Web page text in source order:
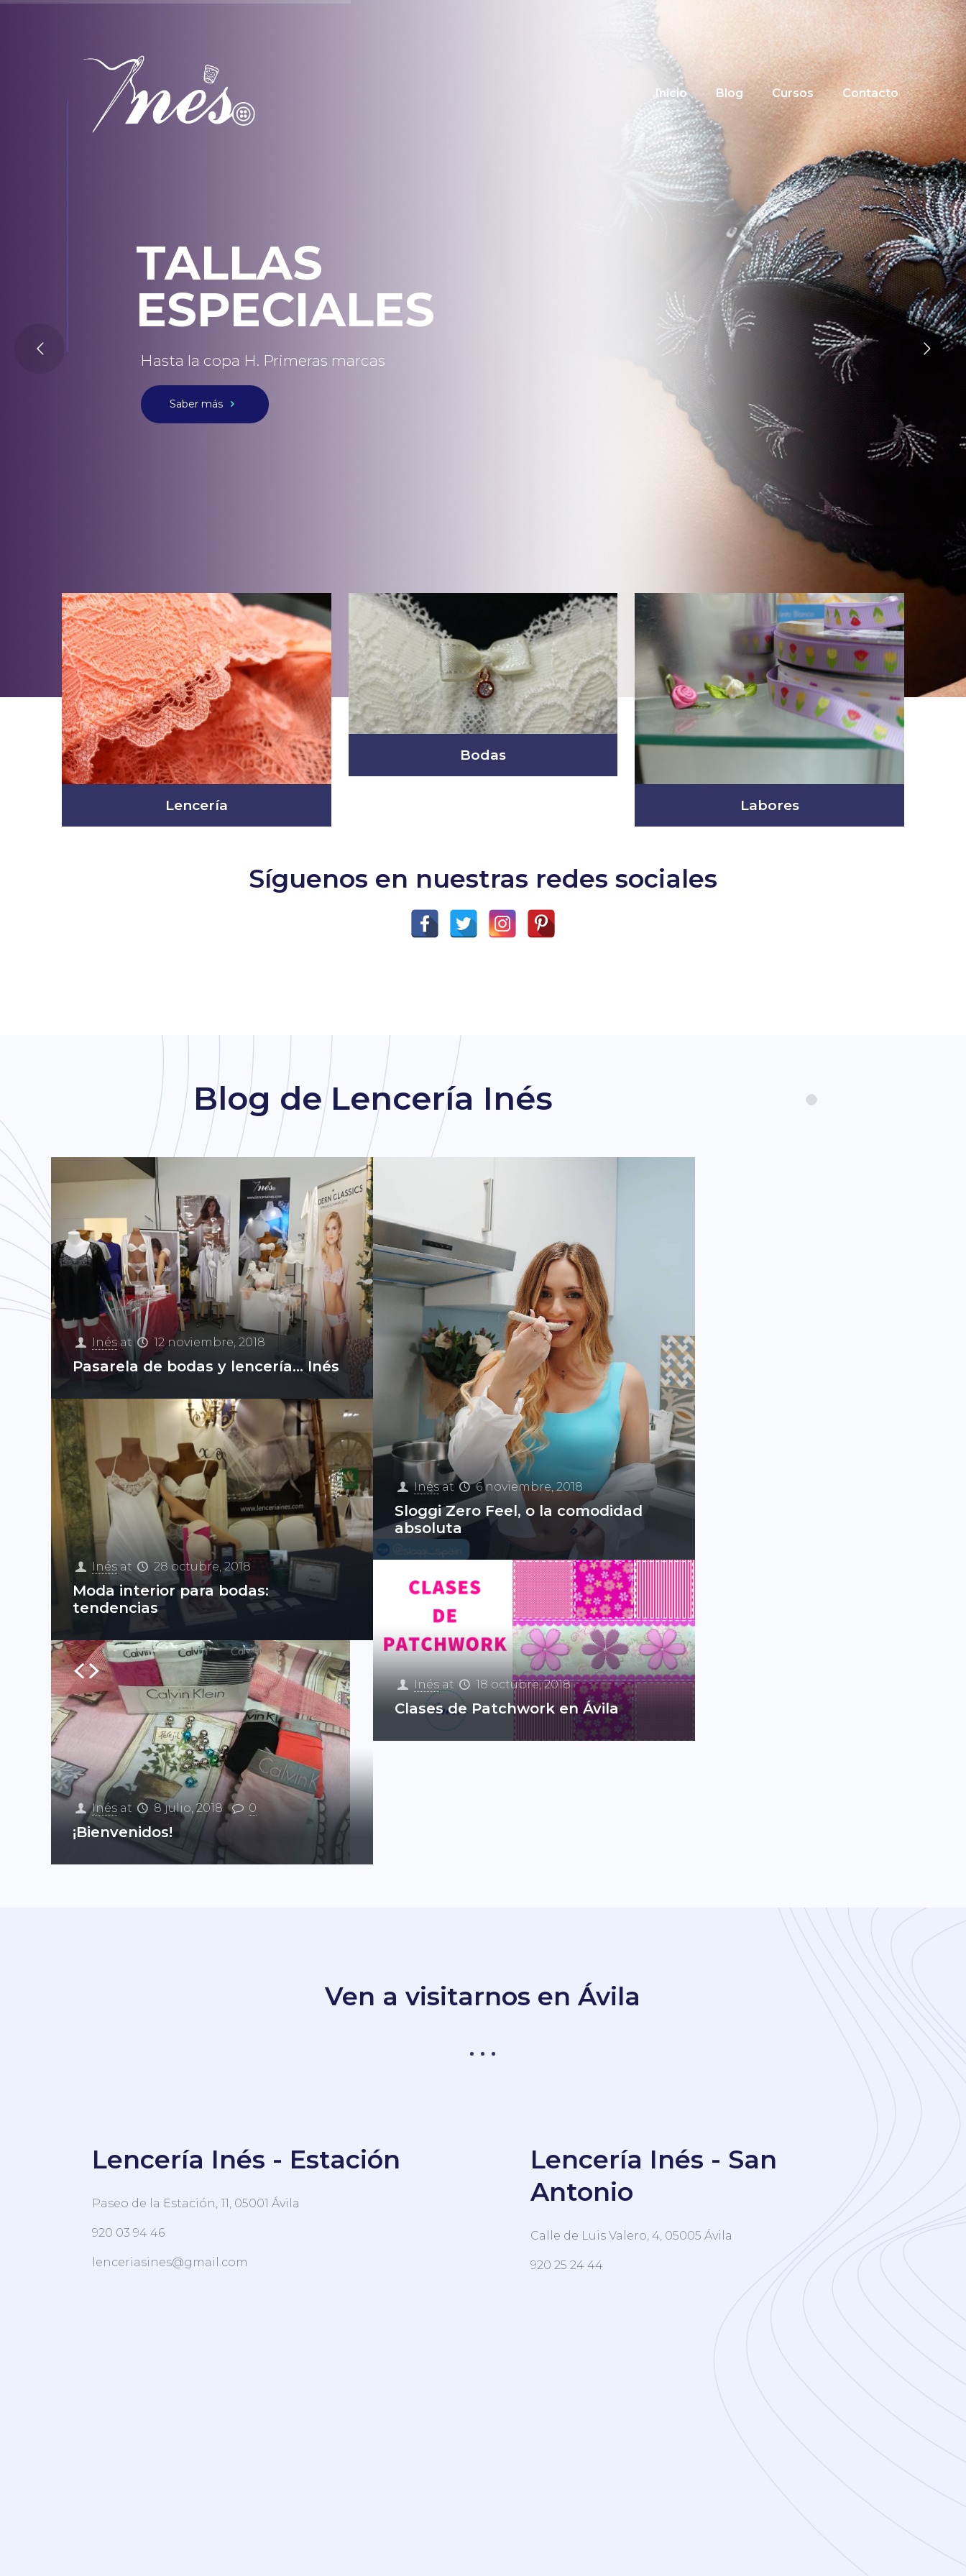
Inicio Blog Cursos Contacto
TALLAS
ESPECIALES
Hasta la copa H. Primeras marcas
Saber más
Lencería
Bodas
Labores
Síguenos en nuestras redes sociales
Blog de Lencería Inés
Inés at 12 noviembre, 2018
Pasarela de bodas y lencería… Inés
Inés at 6 noviembre, 2018
Sloggi Zero Feel, o la comodidad
absoluta
Inés at 28 octubre, 2018
Moda interior para bodas:
tendencias
Inés at 18 octubre, 2018
Clases de Patchwork en Ávila
Inés at 8 julio, 2018 0
¡Bienvenidos!
Ven a visitarnos en Ávila
Lencería Inés - Estación
Paseo de la Estación, 11, 05001 Ávila
920 03 94 46
lenceriasines@gmail.com
Lencería Inés - San
Antonio
Calle de Luis Valero, 4, 05005 Ávila
920 25 24 44